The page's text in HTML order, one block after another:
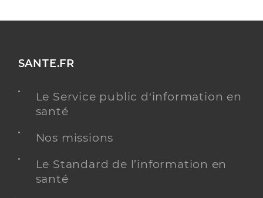
SANTE.FR
Le Service public d'information en
santé
Nos missions
Le Standard de l’information en
santé